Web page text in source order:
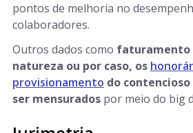
pontos de melhoria no
colaboradores.
Outros dados como faturamento
natureza ou por caso, os
provisionamento do
ser mensurados por meio do big